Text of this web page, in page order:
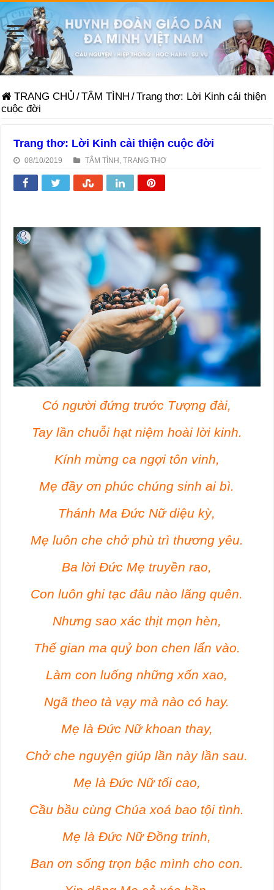
TRANG CHỦ /TÂM TÌNH /Trang thơ: Lời Kinh cải thiện
cuộc đời
Trang thơ: Lời Kinh cải thiện cuộc đời
08/10/2019 TÂM TÌNH ,TRANG THƠ
Có người đứng trước Tượng đài,
Tay lần chuỗi hạt niệm hoài lời kinh.
Kính mừng ca ngợi tôn vinh,
Mẹ đầy ơn phúc chúng sinh ai bì.
Thánh Ma Đức Nữ diệu kỳ,
Mẹ luôn che chở phù trì thương yêu.
Ba lời Đức Mẹ truyền rao,
Con luôn ghi tạc đâu nào lãng quên.
Nhưng sao xác thịt mọn hèn,
Thế gian ma quỷ bon chen lẩn vào.
Làm con luống những xốn xao,
Ngã theo tà vạy mà nào có hay.
Mẹ là Đức Nữ khoan thay,
Chở che nguyện giúp lần này lần sau.
Mẹ là Đức Nữ tối cao,
Cầu bầu cùng Chúa xoá bao tội tình.
Mẹ là Đức Nữ Đồng trinh,
Ban ơn sống trọn bậc mình cho con.